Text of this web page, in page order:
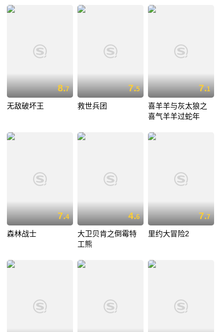
8.7
无敌破坏王
7.5
救世兵团
7.1
喜羊羊与灰太狼之
喜气羊羊过蛇年
7.4
森林战士
4.6
大卫贝肯之倒霉特
工熊
7.7
里约大冒险2